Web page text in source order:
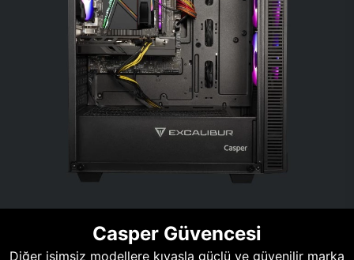
Casper Güvencesi
Diğer isimsiz modellere kıyasla güçlü ve güvenilir marka